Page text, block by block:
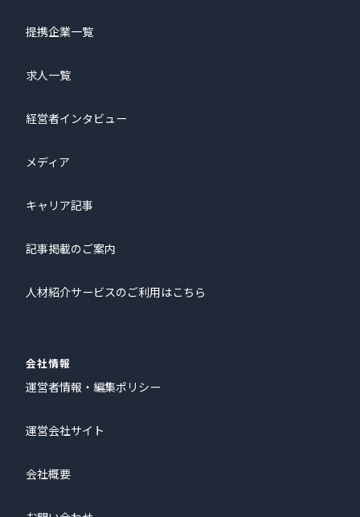
提携企業一覧
求人一覧
経営者インタビュー
メディア
キャリア記事
記事掲載のご案内
人材紹介サービスのご利用はこちら
会社情報
運営者情報・編集ポリシー
運営会社サイト
会社概要